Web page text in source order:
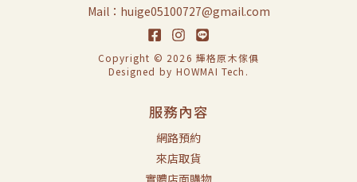
Mail：huige05100727@gmail.com
Copyright © 2026 輝格原木傢俱
Designed by HOWMAI Tech .
服務內容
網路預約
來店取貨